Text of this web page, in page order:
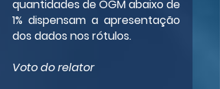
quantidades de OGM abaixo de
1% dispensam a apresentação
dos dados nos rótulos.
Voto do relator